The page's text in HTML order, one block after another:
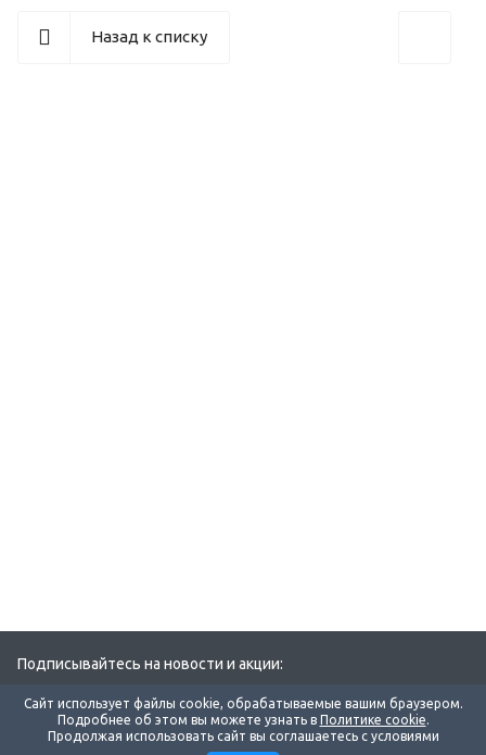
Назад к списку
Подписывайтесь на новости и акции:
Сайт использует файлы cookie, обрабатываемые вашим браузером.
Подробнее об этом вы можете узнать в Политике cookie.
Продолжая использовать сайт вы соглашаетесь с условиями